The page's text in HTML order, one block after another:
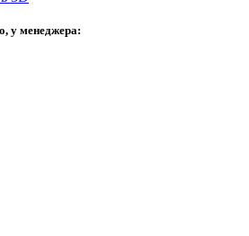
у менеджера: